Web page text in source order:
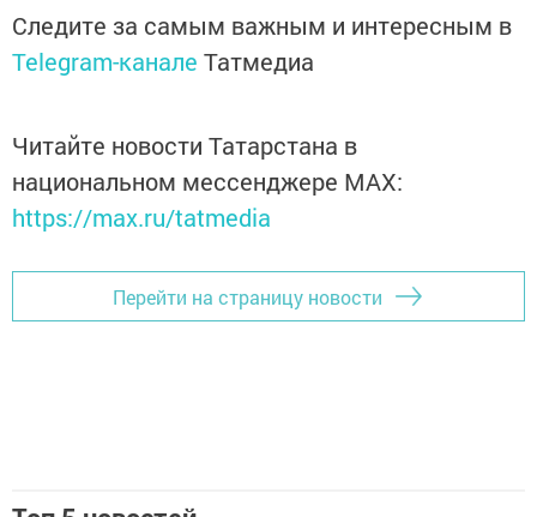
Следите за самым важным и интересным в
Telegram-канале Татмедиа
Читайте новости Татарстана в
национальном мессенджере MАХ:
https://max.ru/tatmedia
Перейти на страницу новости